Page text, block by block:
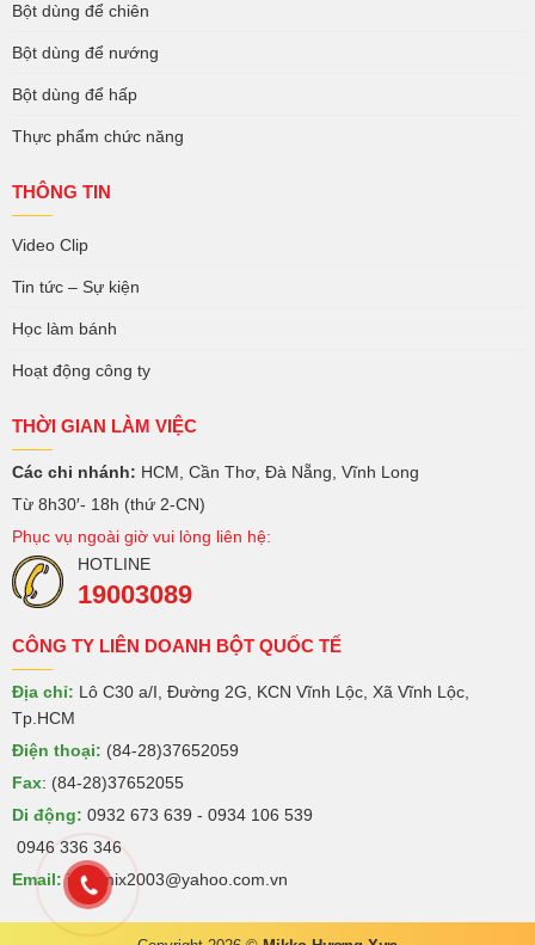
Bột dùng để chiên
Bột dùng để nướng
Bột dùng để hấp
Thực phẩm chức năng
THÔNG TIN
Video Clip
Tin tức – Sự kiện
Học làm bánh
Hoạt động công ty
THỜI GIAN LÀM VIỆC
Các chi nhánh: HCM, Cần Thơ, Đà Nẵng, Vĩnh Long
Từ 8h30′- 18h (thứ 2-CN)
Phục vụ ngoài giờ vui lòng liên hệ:
HOTLINE
19003089
CÔNG TY LIÊN DOANH BỘT QUỐC TẾ
Địa chỉ: Lô C30 a/I, Đường 2G, KCN Vĩnh Lộc, Xã Vĩnh Lộc,
Tp.HCM
Điện thoại: (84-28)37652059
Fax: (84-28)37652055
Di động: 0932 673 639 - 0934 106 539
0946 336 346
Email:intermix2003@yahoo.com.vn